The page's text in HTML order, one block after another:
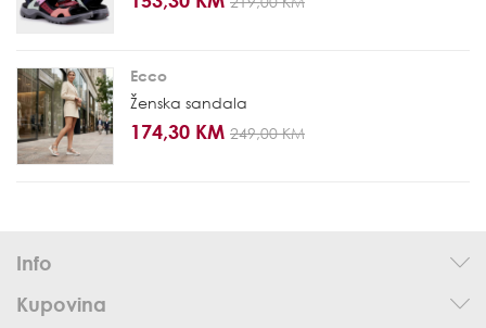
Ecco
Ženska sandala
174,30 KM 249,00 KM
Info
Kupovina